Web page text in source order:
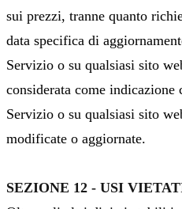
sui prezzi, tranne quanto
data specifica di
Servizio o su qualsiasi sito
considerata come
Servizio o su qualsiasi sito
modificate o aggiornate.
SEZIONE 12 - USI